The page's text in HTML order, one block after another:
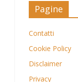
Pagine
Contatti
Cookie Policy
Disclaimer
Privacy